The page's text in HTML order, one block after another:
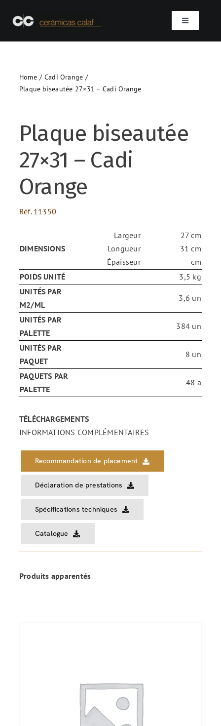
Toggle
Qui sommes-nous ?
Projets
Contact
FOR:
ENG
Home
Cadí Orange
Plaque biseautée 27×31 – Cadi Orange
Plaque biseautée
27×31 – Cadi
Orange
Réf. 11350
DIMENSIONS
Largeur
Longueur
Épaisseur
27 cm
31 cm
cm
POIDS UNITÉ
3,5 kg
UNITÉS PAR
M2/ML
3,6 un
UNITÉS PAR
PALETTE
384 un
UNITÉS PAR
PAQUET
8 un
PAQUETS PAR
PALETTE
48 a
TÉLÉCHARGEMENTS
INFORMATIONS COMPLÉMENTAIRES
Recommandation de placement
Déclaration de prestations
Spécifications techniques
Catalogue
Produits apparentés